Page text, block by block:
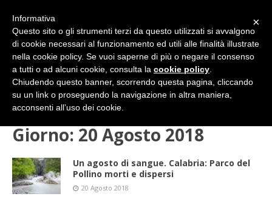
2018 AGOSTO
Giorno: 20 Agosto 2018
Un agosto di sangue. Calabria: Parco del
Pollino morti e dispersi
20 Agosto 2018
×
Informativa
Questo sito o gli strumenti terzi da questo utilizzati si avvalgono
di cookie necessari al funzionamento ed utili alle finalità illustrate
nella cookie policy. Se vuoi saperne di più o negare il consenso
a tutti o ad alcuni cookie, consulta la cookie policy
Chiudendo questo banner, scorrendo questa pagina, cliccando
su un link o proseguendo la navigazione in altra maniera,
acconsenti all’uso dei cookie.